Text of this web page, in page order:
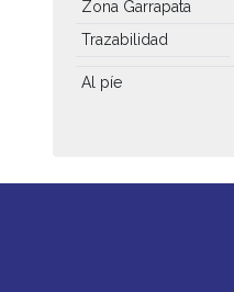
Zona Garrapata
Trazabilidad
Al píe